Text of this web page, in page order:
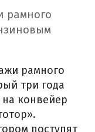
рамного
рамного
три года
на конвейер
поступят